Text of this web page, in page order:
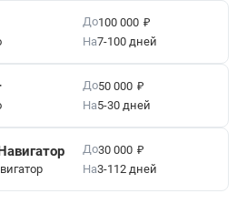
До100 000 ₽
На7-100 дней
До50 000 ₽
На5-30 дней
До30 000 ₽
На3-112 дней